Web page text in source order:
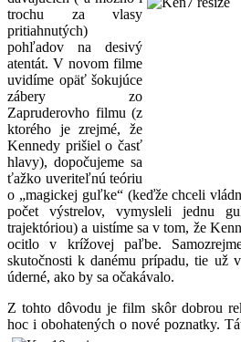
trochu za vlasy
pritiahnutých)
pohľadov na desivý
atentát. V novom filme
uvidíme opäť šokujúce
zábery zo
Zapruderovho filmu (z
ktorého je zrejmé, že
Kennedy prišiel o časť
hlavy), dopočujeme sa
ťažko uveriteľnú teóriu
o „magickej guľke“ (keďže chceli
počet výstrelov, vymysleli jednu
trajektóriou) a uistíme sa v tom, že
ocitlo v krížovej paľbe.
skutočnosti k danému prípadu, tie už
úderné, ako by sa očakávalo.
Z tohto dôvodu je film skôr dobrou
hoc i obohatených o nové poznatky.